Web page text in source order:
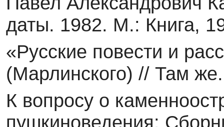
даты. 1982. М.: Книга,
«Русские повести и
(Марлинского) // Там
К вопросу о
пушкиноведения: